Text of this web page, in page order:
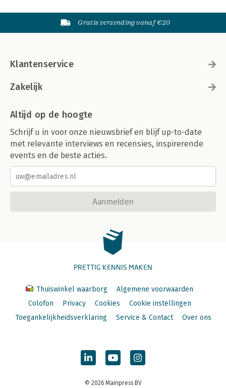
Gratis verzending vanaf €20
Klantenservice
Zakelijk
Altijd op de hoogte
Schrijf u in voor onze nieuwsbrief en blijf up-to-date
met relevante interviews en recensies, inspirerende
events en de beste acties.
Aanmelden
PRETTIG KENNIS MAKEN
Thuiswinkel waarborg
Algemene voorwaarden
Colofon
Privacy Cookies
Cookie instellingen
Toegankelijkheidsverklaring
Service & Contact Over ons
© 2026 Mainpress BV